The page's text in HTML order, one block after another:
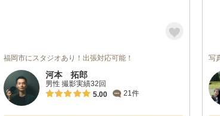
福岡市にスタジオあり！出張対応可能！
河本 拓郎
男性 撮影実績32回
5.00
21件
写